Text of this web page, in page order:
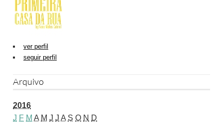
ver perfil
seguir perfil
Arquivo
2016
J F M A M J J A S O N D